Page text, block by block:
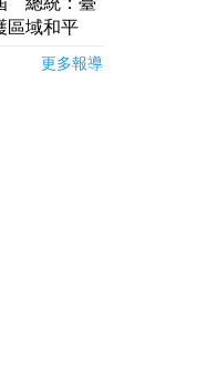
區域和平
更多報導